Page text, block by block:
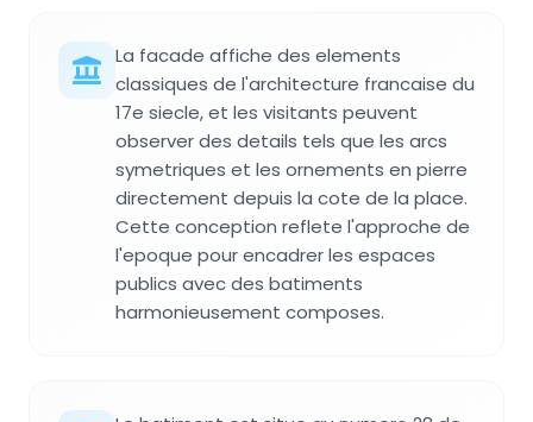
La facade affiche des elements
classiques de l'architecture francaise du
17e siecle, et les visitants peuvent
observer des details tels que les arcs
symetriques et les ornements en pierre
directement depuis la cote de la place.
Cette conception reflete l'approche de
l'epoque pour encadrer les espaces
publics avec des batiments
harmonieusement composes.